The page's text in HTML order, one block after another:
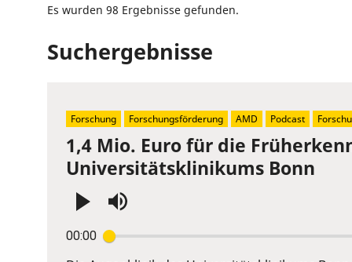
Es wurden 98 Ergebnisse gefunden.
Suchergebnisse
1,4 Mio. Euro für die
Universitätsklinikums Bonn
00:00
Enter
Forschung Forschungsförderung AMD Podcast